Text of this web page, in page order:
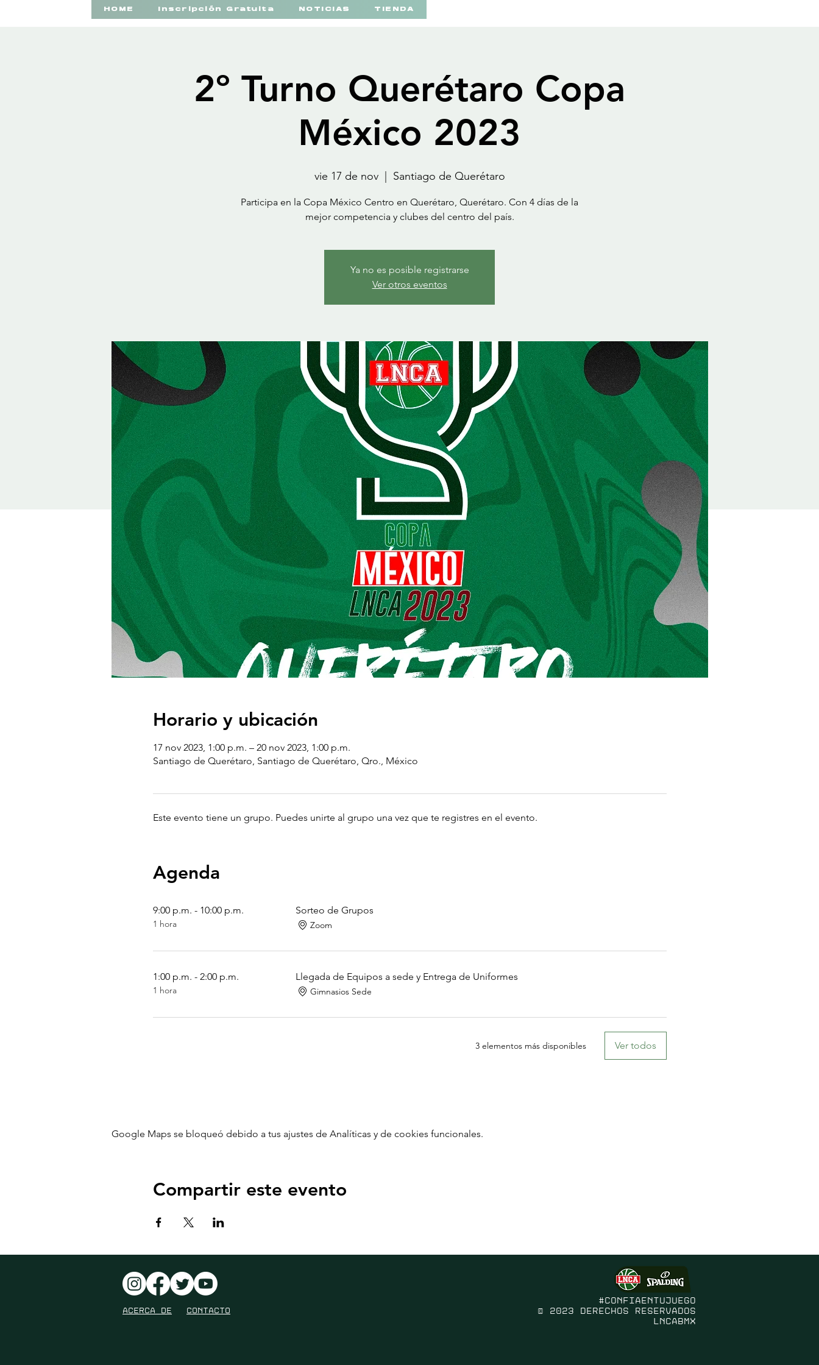
HOME Inscripción Gratuita NOTICIAS TIENDA
2º Turno Querétaro Copa
México 2023
vie 17 de nov
  |
Santiago de Querétaro
Participa en la Copa México Centro en Querétaro, Querétaro. Con 4 días de la
mejor competencia y clubes del centro del país.
Ya no es posible registrarse
Ver otros eventos
Horario y ubicación
17 nov 2023, 1:00 p.m. – 20 nov 2023, 1:00 p.m.
Santiago de Querétaro, Santiago de Querétaro, Qro., México
Este evento tiene un grupo. Puedes unirte al grupo una vez que te registres en el evento.
Agenda
9:00 p.m. - 10:00 p.m.
1 hora
Sorteo de Grupos
Zoom
1:00 p.m. - 2:00 p.m.
1 hora
Llegada de Equipos a sede y Entrega de Uniformes
Gimnasios Sede
3 elementos más disponibles Ver todos
Google Maps se bloqueó debido a tus ajustes de Analíticas y de cookies funcionales.
Compartir este evento
#confiaentujuego
ACERCA DE contacto
© 2023 Derechos Reservados
LNCABMX